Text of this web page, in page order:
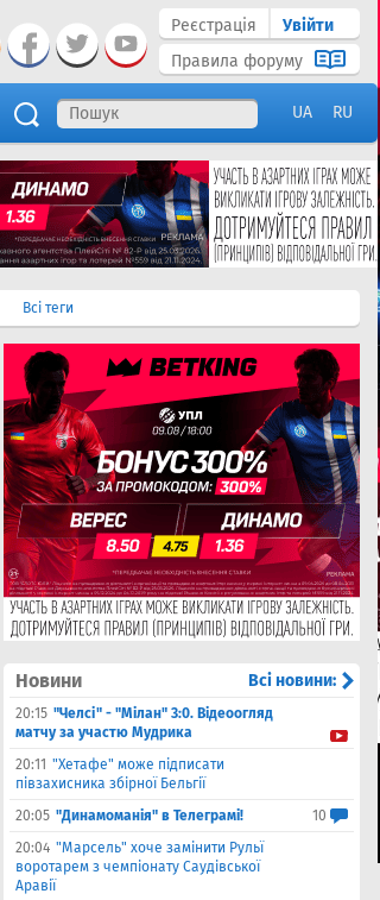
Реєстрація
Увійти
Правила форуму
UA RU
Всі теги
Новини Всі новини:
20:15 "Челсі" - "Мілан" 3:0. Відеоогляд
матчу за участю Мудрика
20:11 "Хетафе" може підписати
півзахисника збірної Бельгії
20:05 "Динамоманія" в Телеграмі!
10
20:04 "Марсель" хоче замінити Рульї
воротарем з чемпіонату Саудівської
Аравії